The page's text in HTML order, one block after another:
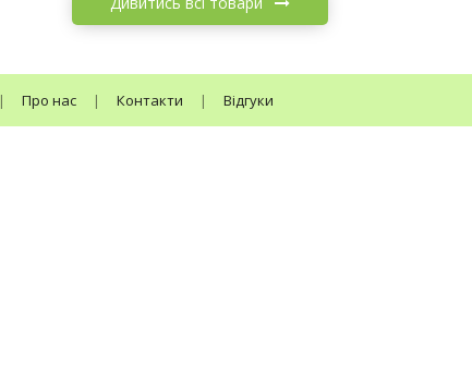
| Про нас | Контакти | Відгуки